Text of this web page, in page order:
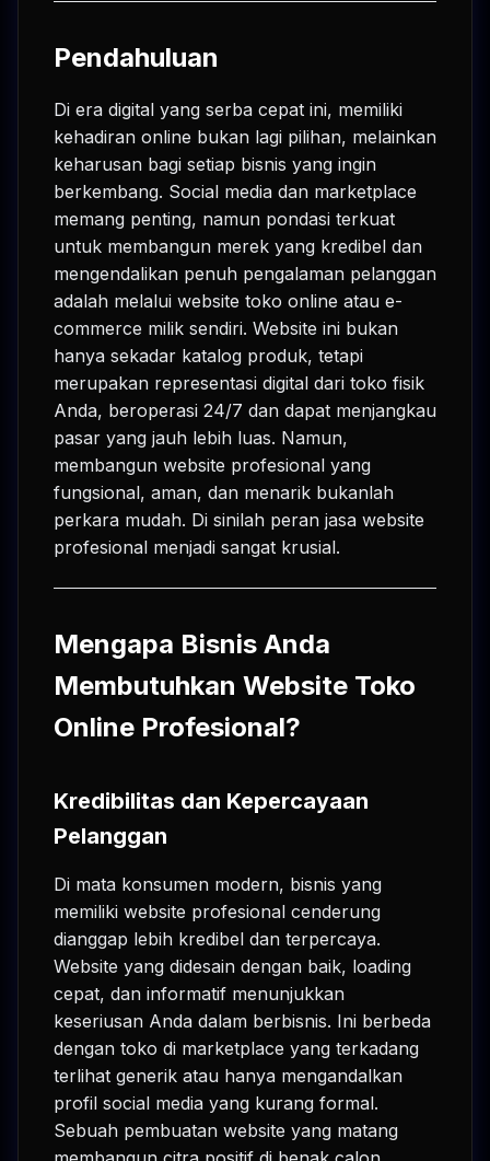
Pendahuluan
Di era digital yang serba cepat ini, memiliki
kehadiran online bukan lagi pilihan, melainkan
keharusan bagi setiap bisnis yang ingin
berkembang. Social media dan marketplace
memang penting, namun pondasi terkuat
untuk membangun merek yang kredibel dan
mengendalikan penuh pengalaman pelanggan
adalah melalui website toko online atau e-
commerce milik sendiri. Website ini bukan
hanya sekadar katalog produk, tetapi
merupakan representasi digital dari toko fisik
Anda, beroperasi 24/7 dan dapat menjangkau
pasar yang jauh lebih luas. Namun,
membangun website profesional yang
fungsional, aman, dan menarik bukanlah
perkara mudah. Di sinilah peran jasa website
profesional menjadi sangat krusial.
Mengapa Bisnis Anda
Membutuhkan Website Toko
Online Profesional?
Kredibilitas dan Kepercayaan
Pelanggan
Di mata konsumen modern, bisnis yang
memiliki website profesional cenderung
dianggap lebih kredibel dan terpercaya.
Website yang didesain dengan baik, loading
cepat, dan informatif menunjukkan
keseriusan Anda dalam berbisnis. Ini berbeda
dengan toko di marketplace yang terkadang
terlihat generik atau hanya mengandalkan
profil social media yang kurang formal.
Sebuah pembuatan website yang matang